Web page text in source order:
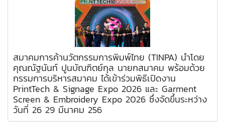
สมาคมการค้านวัตกรรมการพิมพ์ไทย (TINPA) นำโดย
คุณณัฐนันท์ ปูนบัณฑิตย์กุล นายกสมาคม พร้อมด้วย
กรรมการบริหารสมาคม ได้เข้าร่วมพิธีเปิดงาน
PrintTech & Signage Expo 2026 และ Garment
Screen & Embroidery Expo 2026 ซึ่งจัดขึ้นระหว่าง
วันที่ 26 29 มีนาคม 256